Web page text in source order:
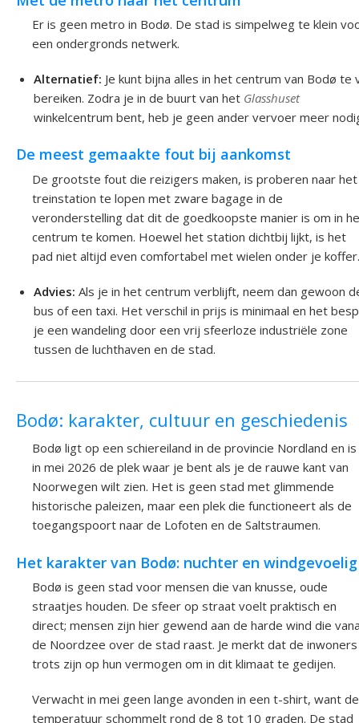
Er is geen metro in Bodø. De stad is simpelweg te klein
een ondergronds netwerk.
Alternatief: Je kunt bijna alles in het centrum van Bodø te
bereiken. Zodra je in de buurt van het Glasshuset
winkelcentrum bent, heb je geen ander vervoer meer
De meest gemaakte fout bij aankomst
De grootste fout die reizigers maken, is proberen naar het
treinstation te lopen met zware bagage in de
veronderstelling dat dit de goedkoopste manier is om in
centrum te komen. Hoewel het station dichtbij lijkt, is het
pad niet altijd even comfortabel met wielen onder je koffer.
Advies: Als je in het centrum verblijft, neem dan gewoon
bus of een taxi. Het verschil in prijs is minimaal en het
je een wandeling door een vrij sfeerloze industriële zone
tussen de luchthaven en de stad.
Bodø: karakter, cultuur en geschiedenis
Bodø ligt op een schiereiland in de provincie Nordland en is
in mei 2026 de plek waar je bent als je de rauwe kant van
Noorwegen wilt zien. Het is geen stad met glimmende
historische paleizen, maar een plek die functioneert als de
toegangspoort naar de Lofoten en de Saltstraumen.
Het karakter van Bodø: nuchter en windgevoelig
Bodø is geen stad voor mensen die van knusse, oude
straatjes houden. De sfeer op straat voelt praktisch en
direct; mensen zijn hier gewend aan de harde wind die
de Noordzee over de stad raast. Je merkt dat de inwoners
trots zijn op hun vermogen om in dit klimaat te gedijen.
Verwacht in mei geen lange avonden in een t-shirt, want de
temperatuur schommelt rond de 8 tot 10 graden. De stad